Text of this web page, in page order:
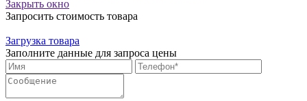
Закрыть окно
Запросить стоимость товара
Загрузка товара
Заполните данные для запроса цены